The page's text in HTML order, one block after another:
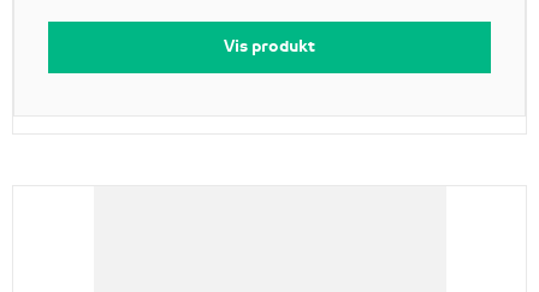
Vis produkt